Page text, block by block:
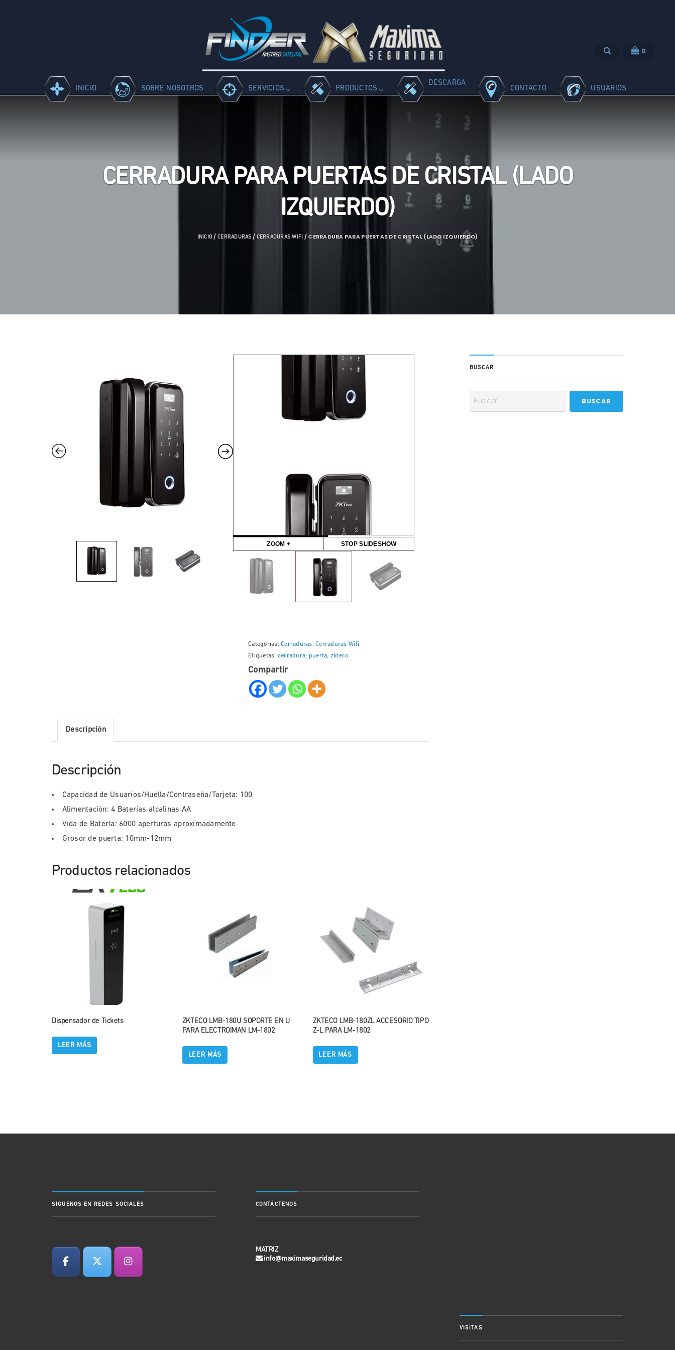
INICIO SOBRE NOSOTROS SERVICIOS PRODUCTOS
DESCARGA
CONTACTO USUARIOS
0
CERRADURA PARA PUERTAS DE CRISTAL (LADO
IZQUIERDO)
INICIO/CERRADURAS / CERRADURAS WIFI / CERRADURA PARA PUERTAS DE CRISTAL (LADO IZQUIERDO)
ZOOM + STOP SLIDESHOW
Categorías:Cerraduras,Cerraduras Wifi
Etiquetas: cerradura, puerta, zkteco
Compartir
Descripción
Descripción
Capacidad de Usuarios/Huella/Contraseña/Tarjeta: 100
Alimentación: 4 Baterías alcalinas AA
Vida de Batería: 6000 aperturas aproximadamente
Grosor de puerta: 10mm-12mm
Productos relacionados
Dispensador de Tickets
LEER MÁS
ZKTECO LMB-180U SOPORTE EN U
PARA ELECTROIMAN LM-1802
LEER MÁS
ZKTECO LMB-180ZL ACCESORIO TIPO
Z-L PARA LM-1802
LEER MÁS
BUSCAR
SIGUENOS EN REDES SOCIALES CONTÁCTENOS
MATRIZ
info@maximaseguridad.ec
VISITAS